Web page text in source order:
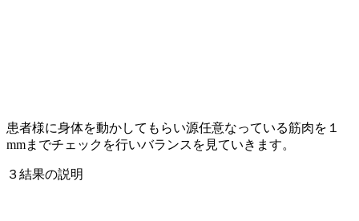
患者様に身体を動かしてもらい源任意なっている筋肉を１
mmまでチェックを行いバランスを見ていきます。
３結果の説明